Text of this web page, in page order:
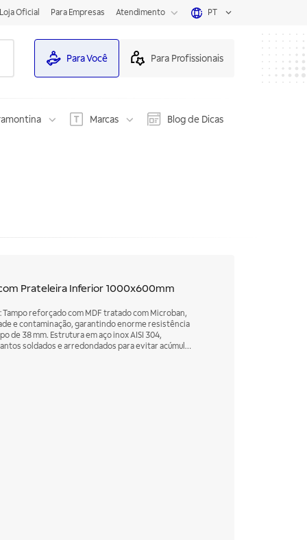
Loja Oficial Para Empresas Atendimento PT
Para Você Para Profissionais
Marcas Blog de Dicas
Prateleira Inferior 1000x600mm
reforçado com MDF tratado com Microban,
e contaminação, garantindo enorme resistência
de 38 mm. Estrutura em aço inox AISI 304,